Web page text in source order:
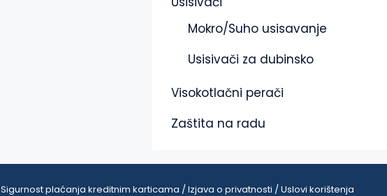
Mokro/Suho usisavanje
Usisivači za dubinsko
Visokotlačni perači
Zaštita na radu
Sigurnost plaćanja kreditnim karticama / Izjava o privatnosti / Uslovi korištenja